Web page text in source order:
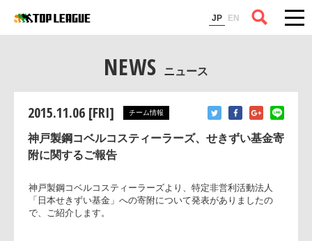
JP EN
コラム
NEWS ニュース
2015.11.06 [FRI] チーム情報
神戸製鋼コベルコスティーラーズ、せきずい基金寄
附に関するご報告
神戸製鋼コベルコスティーラーズより、特定非営利活動法人